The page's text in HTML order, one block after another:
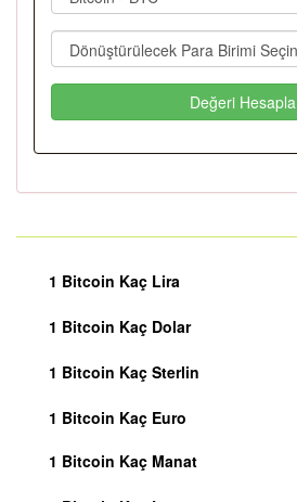
Değeri Hesapla
1 Bitcoin Kaç Lira
1 Bitcoin Kaç Dolar
1 Bitcoin Kaç Sterlin
1 Bitcoin Kaç Euro
1 Bitcoin Kaç Manat